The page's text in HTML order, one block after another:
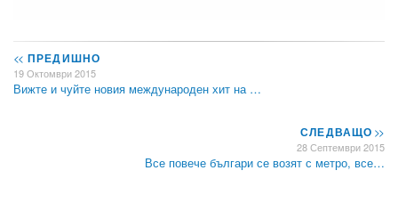
<< ПРЕДИШНО
19 Октомври 2015
Вижте и чуйте новия международен хит на …
СЛЕДВАЩО>>
28 Септември 2015
Все повече българи се возят с метро, все…